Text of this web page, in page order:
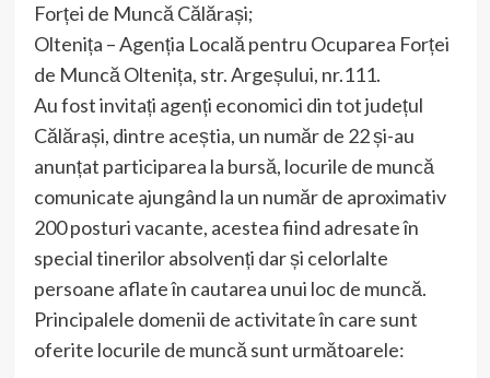
Forței de Muncă Călărași;
Oltenița – Agenția Locală pentru Ocuparea Forței
de Muncă Oltenița, str. Argeșului, nr.111.
Au fost invitați agenți economici din tot județul
Călărași, dintre aceștia, un număr de 22 și-au
anunțat participarea la bursă, locurile de muncă
comunicate ajungând la un număr de aproximativ
200 posturi vacante, acestea fiind adresate în
special tinerilor absolvenți dar și celorlalte
persoane aflate în cautarea unui loc de muncă.
Principalele domenii de activitate în care sunt
oferite locurile de muncă sunt următoarele: